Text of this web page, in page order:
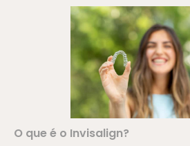
O que é o Invisalign?